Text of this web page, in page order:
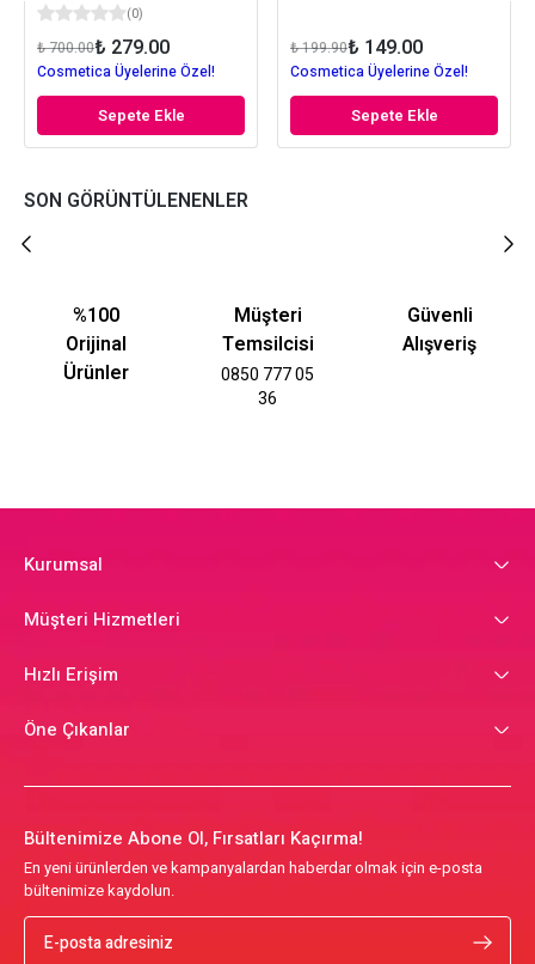
(0)
₺ 700.00₺ 279.00
Cosmetica Üyelerine Özel!
Sepete Ekle
₺ 199.90₺ 149.00
Cosmetica Üyelerine Özel!
Sepete Ekle
SON GÖRÜNTÜLENENLER
%100
Orijinal
Ürünler
Müşteri
Temsilcisi
0850 777 05
36
Güvenli
Alışveriş
Kurumsal
Müşteri Hizmetleri
Hızlı Erişim
Öne Çıkanlar
Bültenimize Abone Ol, Fırsatları Kaçırma!
En yeni ürünlerden ve kampanyalardan haberdar olmak için e-posta
bültenimize kaydolun.